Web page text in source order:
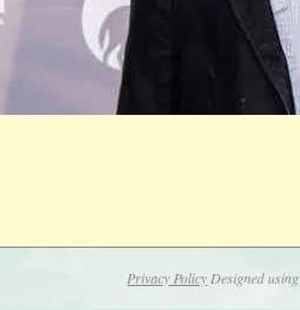
Privacy Policy Designed using